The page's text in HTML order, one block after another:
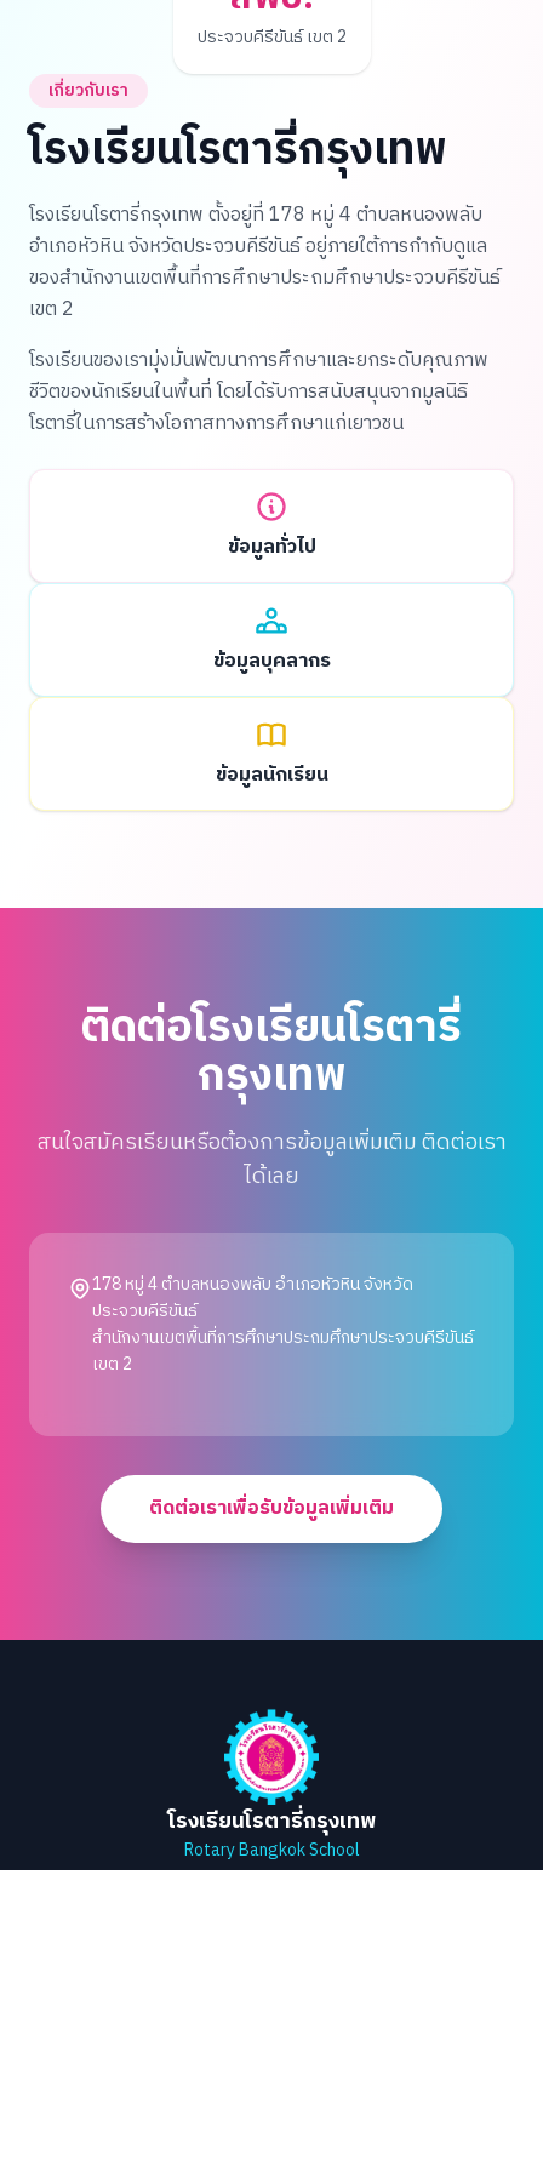
ประจวบคีรีขันธ์ เขต 2
เกี่ยวกับเรา
โรงเรียนโรตารี่กรุงเทพ
โรงเรียนโรตารี่กรุงเทพ ตั้งอยู่ที่ 178 หมู่ 4 ตำบลหนองพลับ
อำเภอหัวหิน จังหวัดประจวบคีรีขันธ์ อยู่ภายใต้การกำกับดูแล
ของสำนักงานเขตพื้นที่การศึกษาประถมศึกษาประจวบคีรีขันธ์
เขต 2
โรงเรียนของเรามุ่งมั่นพัฒนาการศึกษาและยกระดับคุณภาพ
ชีวิตของนักเรียนในพื้นที่ โดยได้รับการสนับสนุนจากมูลนิธิ
โรตารี่ในการสร้างโอกาสทางการศึกษาแก่เยาวชน
ข้อมูลทั่วไป
ข้อมูลบุคลากร
ข้อมูลนักเรียน
ติดต่อโรงเรียนโรตารี่
กรุงเทพ
สนใจสมัครเรียนหรือต้องการข้อมูลเพิ่มเติม ติดต่อเรา
ได้เลย
178 หมู่ 4 ตำบลหนองพลับ อำเภอหัวหิน จังหวัด
ประจวบคีรีขันธ์
สำนักงานเขตพื้นที่การศึกษาประถมศึกษาประจวบคีรีขันธ์
เขต 2
ติดต่อเราเพื่อรับข้อมูลเพิ่มเติม
โรงเรียนโรตารี่กรุงเทพ
Rotary Bangkok School